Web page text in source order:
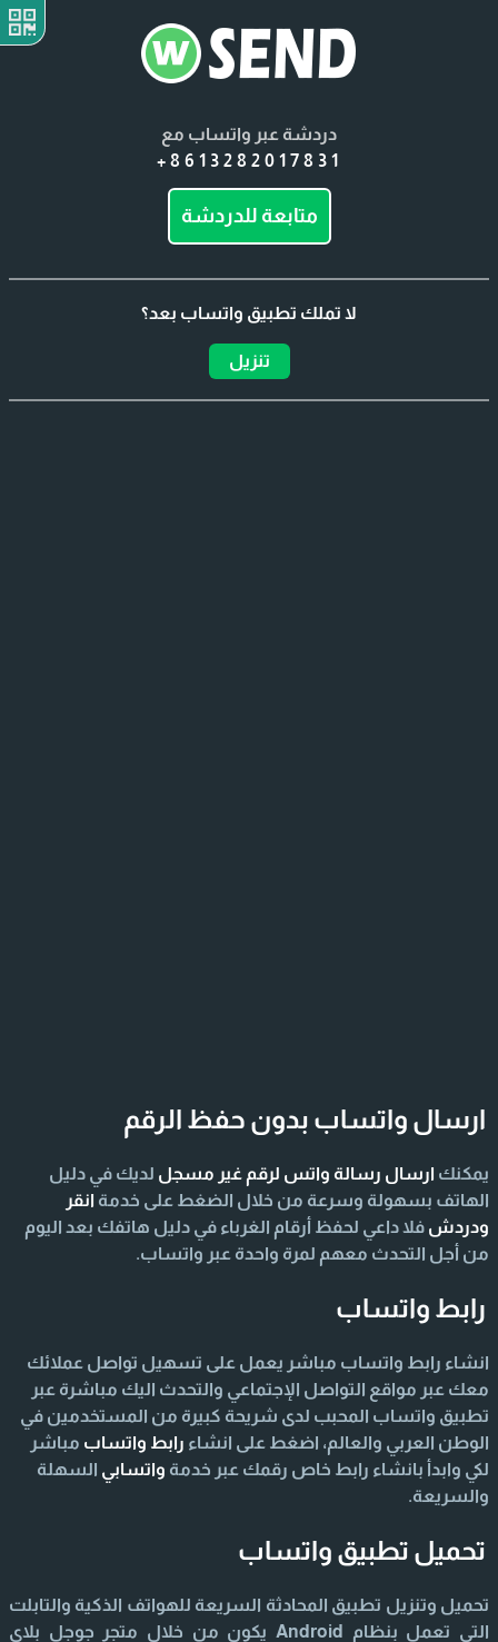
دردشة عبر واتساب مع
+8613282017831
متابعة للدردشة
لا تملك تطبيق واتساب بعد؟
تنزيل
ارسال واتساب بدون حفظ الرقم
يمكنك ارسال رسالة واتس لرقم غير مسجل لديك في دليل
الهاتف بسهولة وسرعة من خلال الضغط على خدمة انقر
ودردش فلا داعي لحفظ أرقام الغرباء في دليل هاتفك بعد اليوم
من أجل التحدث معهم لمرة واحدة عبر واتساب.
رابط واتساب
انشاء رابط واتساب مباشر يعمل على تسهيل تواصل عملائك
معك عبر مواقع التواصل الإجتماعي والتحدث اليك مباشرة عبر
تطبيق واتساب المحبب لدى شريحة كبيرة من المستخدمين في
الوطن العربي والعالم، اضغط على انشاء رابط واتساب مباشر
لكي وابدأ بانشاء رابط خاص رقمك عبر خدمة واتسابي السهلة
والسريعة.
تحميل تطبيق واتساب
تحميل وتنزيل تطبيق المحادثة السريعة للهواتف الذكية والتابلت
التي تعمل بنظام Android يكون من خلال متجر جوجل بلاي